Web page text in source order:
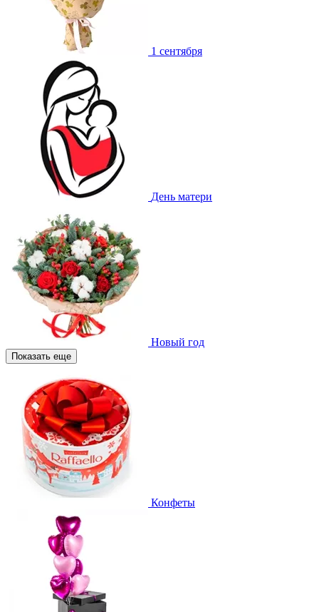
1 сентября
День матери
Новый год
Показать еще
Конфеты